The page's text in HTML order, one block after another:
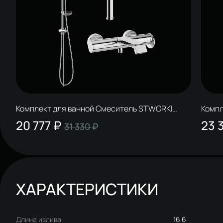
Комплект для ванной Смеситель STWORKI
Лерум S04020CR, хром + Стойка Вестерос
S26180CR, хром + Смеситель S04100CR, хром
20 777 ₽ 31 330 ₽ 23
ХАРАКТЕРИСТИКИ
Длина излива 16.6